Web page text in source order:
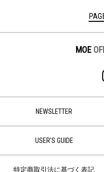
MOE
NEWSLETTER
USER'S GUIDE
特定商取引法に基づく表記